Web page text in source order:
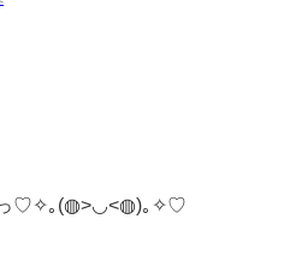
っ♡✧｡(◍>◡<◍)｡✧♡